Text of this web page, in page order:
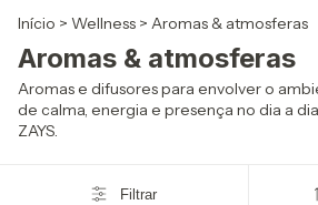
Início > Wellness > Aromas & atmosferas
Aromas & atmosferas
Aromas e difusores para envolver o
de calma, energia e presença no dia a
ZAYS.
Filtrar